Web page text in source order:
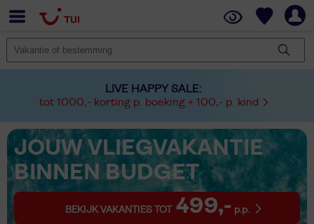
LIVE HAPPY SALE:
tot 1000,- korting p. boeking + 100,- p. kind
JOUW VLIEGVAKANTIE
BINNEN BUDGET
BEKIJK VAKANTIES TOT 499,- p.p.